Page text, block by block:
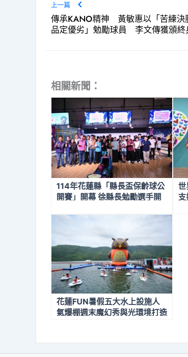
上一篇
傳承KANO精神 黃敏惠以「苦練決
品定優劣」勉勵球員 李文傳獲頒終
相關新聞：
114年花蓮縣「縣長盃保齡球公
開賽」開幕 徐縣長勉勵選手開
世
花蓮FUN暑假五大水上設施人
氣爆棚週末魔幻秀與光環境打造